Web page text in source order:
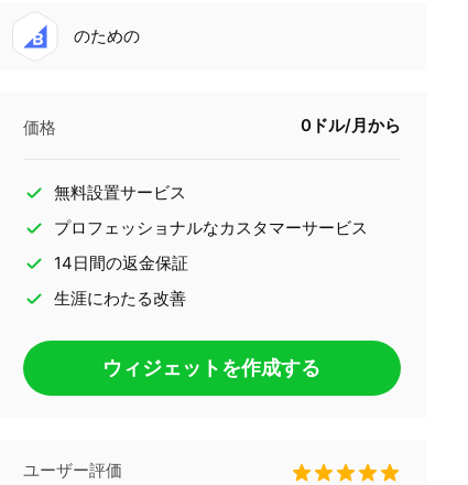
のための
価格 0ドル/月から
無料設置サービス
プロフェッショナルなカスタマーサービス
14日間の返金保証
生涯にわたる改善
ウィジェットを作成する
ユーザー評価